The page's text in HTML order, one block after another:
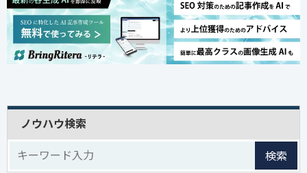
ノウハウ検索
検索